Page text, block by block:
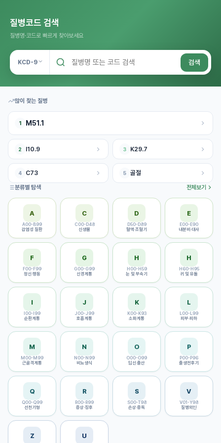
질병코드 검색
질병명·코드로 빠르게 찾아보세요
KCD-9 검색
많이 찾는 질병
1 M51.1
2 I10.9 3 K29.7
4 C73 5 골절
분류별 탐색 전체보기
A
A00-B99
감염성 질환
C
C00-D48
신생물
D
D50-D89
혈액·조혈기
E
E00-E90
내분비·대사
F
F00-F99
정신·행동
G
G00-G99
신경계통
H
H00-H59
눈 및 부속기
H
H60-H95
귀 및 유돌
I
I00-I99
순환계통
J
J00-J99
호흡계통
K
K00-K93
소화계통
L
L00-L99
피부·피하
M
M00-M99
근골격계통
N
N00-N99
비뇨생식
O
O00-O99
임신·출산
P
P00-P96
출생전후기
Q
Q00-Q99
선천기형
R
R00-R99
증상·징후
S
S00-T98
손상·중독
V
V01-Y98
질병외인
Z U